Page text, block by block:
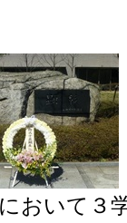
おいて３